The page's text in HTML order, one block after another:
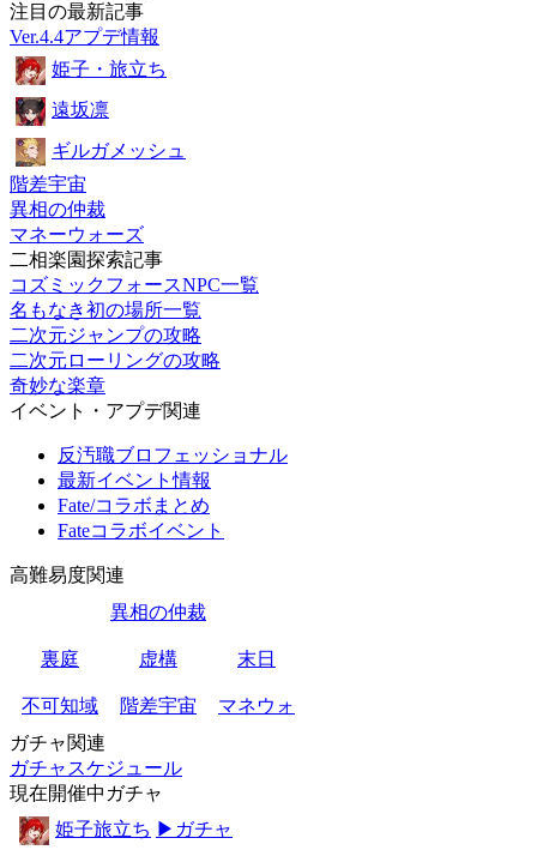
注目の最新記事
Ver.4.4アプデ情報
姫子・旅立ち
遠坂凛
ギルガメッシュ
階差宇宙
異相の仲裁
マネーウォーズ
二相楽園探索記事
コズミックフォースNPC一覧
名もなき初の場所一覧
二次元ジャンプの攻略
二次元ローリングの攻略
奇妙な楽章
イベント・アプデ関連
反汚職ブロフェッショナル
最新イベント情報
Fate/コラボまとめ
Fateコラボイベント
高難易度関連
異相の仲裁
裏庭 虚構 末日
不可知域 階差宇宙
マネウォ
ガチャ関連
ガチャスケジュール
現在開催中ガチャ
姫子旅立ち ▶ガチャ